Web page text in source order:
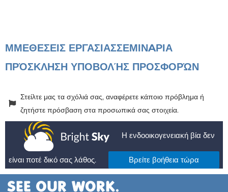
ΜΜΕΘΕΣΕΙΣ ΕΡΓΑΣΙΑΣΣΕΜΙΝAΡΙΑ
ΠΡΌΣΚΛΗΣΗ ΥΠΟΒΟΛΉΣ ΠΡΟΣΦΟΡΏΝ
Στείλτε μας τα σχόλιά σας, αναφέρετε κάποιο πρόβλημα ή
ζητήστε πρόσβαση στα προσωπικά σας στοιχεία.
Η ενδοοικογενειακή βία δεν
είναι ποτέ δικό σας λάθος. Βρείτε βοήθεια τώρα